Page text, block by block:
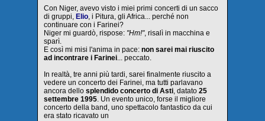
Con Niger, avevo visto i miei primi concerti di un sacco
di gruppi, Elio, i Pitura, gli Africa... perché non
continuare con i Farinei?
Niger mi guardò, rispose: "Hm!", risalì in macchina e
sparì.
E così mi misi l'anima in pace: non sarei mai riuscito
ad incontrare i Farinei... peccato.
In realtà, tre anni più tardi, sarei finalmente riuscito a
vedere un concerto dei Farinei, ma tutti parlavano
ancora dello splendido concerto di Asti, datato 25
settembre 1995. Un evento unico, forse il migliore
concerto della band, uno spettacolo fantastico da cui
era stato ricavato un